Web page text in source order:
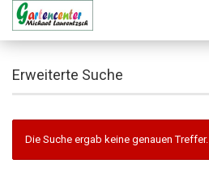
Erweiterte Suche
Die Suche ergab keine genauen Treffer.